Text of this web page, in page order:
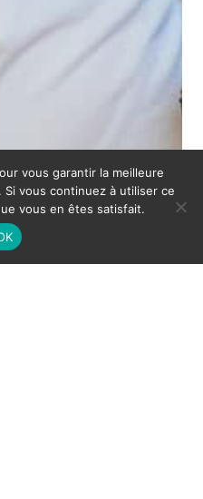
vous garantir la meilleure
vous continuez à utiliser ce
vous en êtes satisfait.